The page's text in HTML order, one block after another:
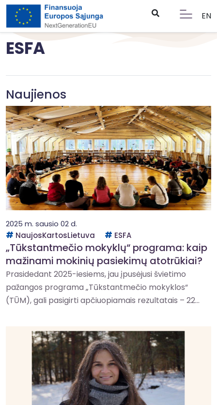
EN
ESFA
Naujienos
2025 m. sausio 02 d.
NaujosKartosLietuva
ESFA
„Tūkstantmečio mokyklų“ programa: kaip
mažinami mokinių pasiekimų atotrūkiai?
Prasidedant 2025-iesiems, jau įpusėjusi švietimo
pažangos programa „Tūkstantmečio mokyklos“
(TŪM), gali pasigirti apčiuopiamais rezultatais – 22...